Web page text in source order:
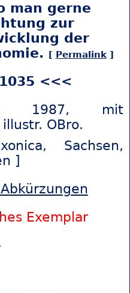
man gerne
zur
der
[ Permalink]
<<<
1987, mit
OBro.
Sachsen,
]
Exemplar